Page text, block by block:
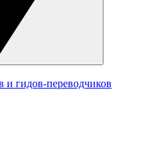
и гидов-переводчиков